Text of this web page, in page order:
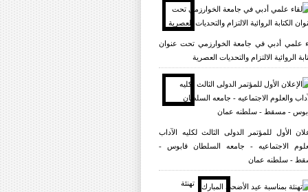
علمي أدبي في جامعة الخوارزمي تحت عنوان
الروائية الالتزام والتحديات العصرية
الأول للمؤتمر الدولی الثالث لکلیه الآداب
الاجتماعیه - جامعه السلطان قابوس -
- سلطنه عمان
تهنئة